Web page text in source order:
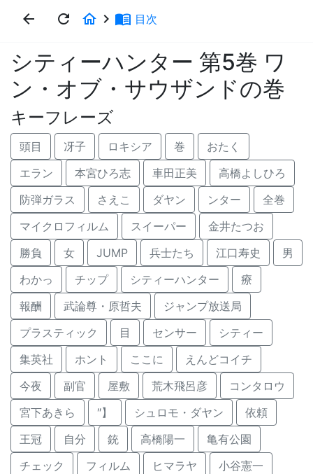
arrow_back refresh home keyboard_arrow_right menu_book 目次
シティーハンター 第5巻 ワ
ン・オブ・サウザンドの巻
キーフレーズ
頭目 冴子 ロキシア 巻
おたく
エラン
本宮ひろ志 車田正美
高橋よしひろ
防弾ガラス
さえこ ダヤン ンター
全巻
マイクロフィルム
スイーパー
金井たつお
勝負
女 JUMP 兵士たち 江口寿史
男
わかっ
チップ シティーハンター
療
報酬
武論尊・原哲夫
ジャンプ放送局
プラスティック
目 センサー
シティー
集英社
ホント ここに
えんどコイチ
今夜
副官 屋敷 荒木飛呂彦
コンタロウ
宮下あきら
″】 シュロモ・ダヤン
依頼
王冠
自分 銃 高橋陽一
亀有公園
チェック
フィルム ヒマラヤ
小谷憲一